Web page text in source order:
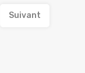
Suivant